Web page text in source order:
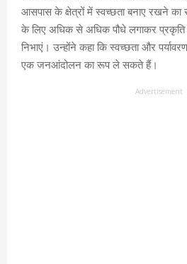
आसपास के क्षेत्रों में स्वच्छता बनाए रखने का
के लिए अधिक से अधिक पौधे लगाकर प्रकृति
निभाएं। उन्होंने कहा कि स्वच्छता और
एक जनआंदोलन का रूप ले सकते हैं।
Advertisement